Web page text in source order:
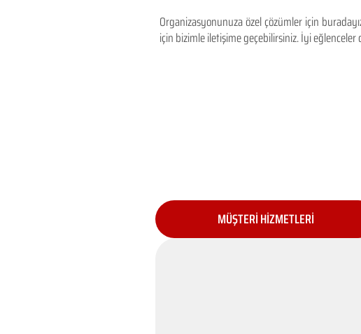
Organizasyonunuza özel çözümler için
için bizimle iletişime geçebilirsiniz. İyi eğlenceler
MÜŞTERİ HİZMETLERİ